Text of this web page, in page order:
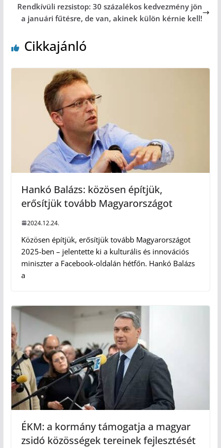
Rendkívüli rezsistop: 30 százalékos kedvezmény jön
a januári fűtésre, de van, akinek külön kérnie kell!
Cikkajánló
Hankó Balázs: közösen építjük,
erősítjük tovább Magyarországot
2024.12.24.
Közösen építjük, erősítjük tovább Magyarországot
2025-ben – jelentette ki a kulturális és innovációs
miniszter a Facebook-oldalán hétfőn. Hankó Balázs
a
ÉKM: a kormány támogatja a magyar
zsidó közösségek tereinek fejlesztését